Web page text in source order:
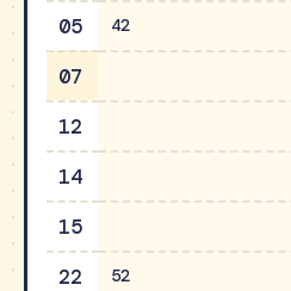
05 42
07
12
14
15
22
52